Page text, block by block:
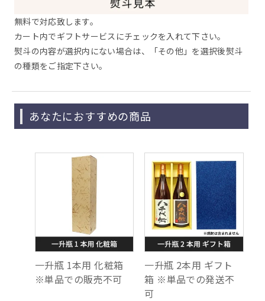
無料で対応致します。
カート内でギフトサービスにチェックを入れて下さい。
熨斗の内容が選択内にない場合は、「その他」を選択後熨斗
の種類をご指定下さい。
あなたにおすすめの商品
一升瓶 1本用 化粧箱
※単品での販売不可
一升瓶 2本用 ギフト
箱 ※単品での発送不
可